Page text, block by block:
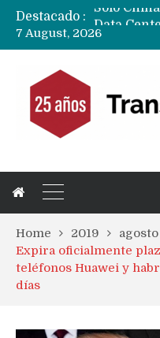
Destacado :
7 August, 2026
Home 2019 agosto
Expira oficialmente
teléfonos Huawei y
días